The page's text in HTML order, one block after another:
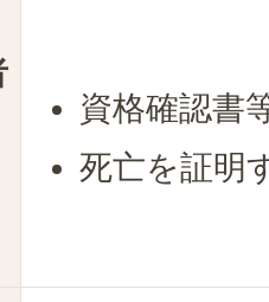
資格確認書
死亡を証明